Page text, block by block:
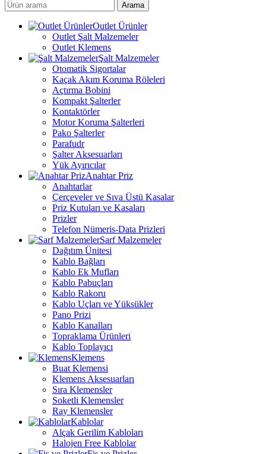
Arama
Outlet Ürünler
Outlet Şalt Malzemeler
Outlet Klemens
Şalt Malzemeler
Otomatik Sigortalar
Kaçak Akım Koruma Röleleri
Açtırma Bobini
Kompakt Şalterler
Kontaktörler
Motor Koruma Şalterleri
Pako Şalterler
Parafudr
Şalter Aksesuarları
Yük Ayırıcılar
Anahtar Priz
Anahtarlar
Çerçeveler ve Sıva Üstü Kasalar
Priz Kutuları ve Kasaları
Prizler
Telefon Nümeris-Data Prizleri
Sarf Malzemeler
Dağıtım Ünitesi
Kablo Bağları
Kablo Ek Mufları
Kablo Pabuçları
Kablo Rakoru
Kablo Uçları ve Yüksükler
Pano Prizi
Kablo Kanalları
Topraklama Ürünleri
Kablo Toplayıcı
Klemens
Buat Klemensi
Klemens Aksesuarları
Sıra Klemensler
Soketli Klemensler
Ray Klemensler
Kablolar
Alçak Gerilim Kabloları
Halojen Free Kablolar